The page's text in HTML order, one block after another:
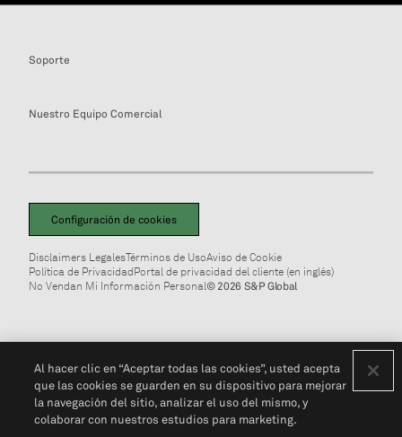
Soporte
Nuestro Equipo Comercial
Configuración de cookies
Disclaimers LegalesTérminos de UsoAviso de Cookie
Política de PrivacidadPortal de privacidad del cliente (en inglés)
No Vendan Mi Información Personal© 2026 S&P Global
Al hacer clic en “Aceptar todas las cookies”, usted acepta
que las cookies se guarden en su dispositivo para mejorar
la navegación del sitio, analizar el uso del mismo, y
colaborar con nuestros estudios para marketing.